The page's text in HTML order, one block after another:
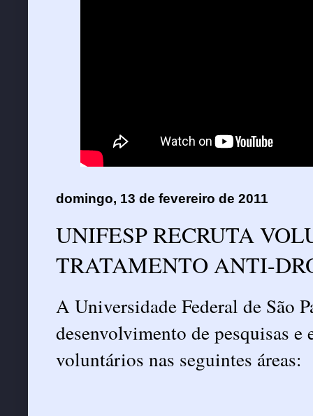
domingo, 13 de fevereiro de 2011
UNIFESP RECRUTA
TRATAMENTO ANTI-
A Universidade Federal de São
desenvolvimento de pesquisas
voluntários nas seguintes áreas: